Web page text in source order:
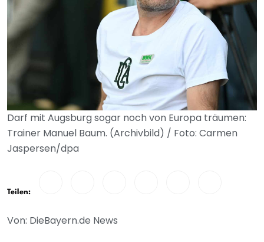
Darf mit Augsburg sogar noch von Europa träumen:
Trainer Manuel Baum. (Archivbild) / Foto: Carmen
Jaspersen/dpa
Teilen:
Von: DieBayern.de News